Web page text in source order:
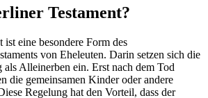
Testament?
eine besondere Form des
von Eheleuten. Darin setzen sich die
als Alleinerben ein. Erst nach dem Tod
die gemeinsamen Kinder oder andere
Regelung hat den Vorteil, dass der